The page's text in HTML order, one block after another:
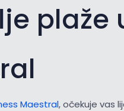
plaže
Maestral, očekuje vas